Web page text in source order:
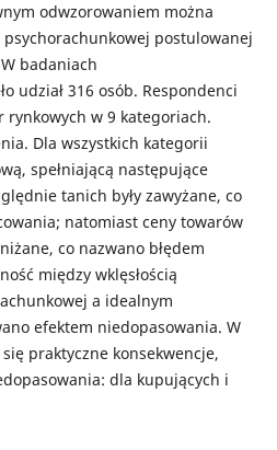
odwzorowaniem można
postulowanej
badaniach
udział 316 osób. Respondenci
rynkowych w 9 kategoriach.
Dla wszystkich kategorii
spełniającą następujące
tanich były zawyżane, co
natomiast ceny towarów
co nazwano błędem
między wklęsłością
a idealnym
efektem niedopasowania. W
praktyczne konsekwencje,
dla kupujących i